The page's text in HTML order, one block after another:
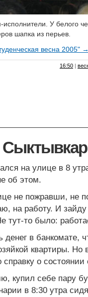
исполнители. У белого
шапка из перьев.
весна 2005"
16:50 |
Сыктывкар
на улице в 8
об этом.
не пожравши, не
на работу. И
тут-то было:
денег в банкомате,
квартиры. Но
справку о состоянии
купил себе пару
в 8:30 утра